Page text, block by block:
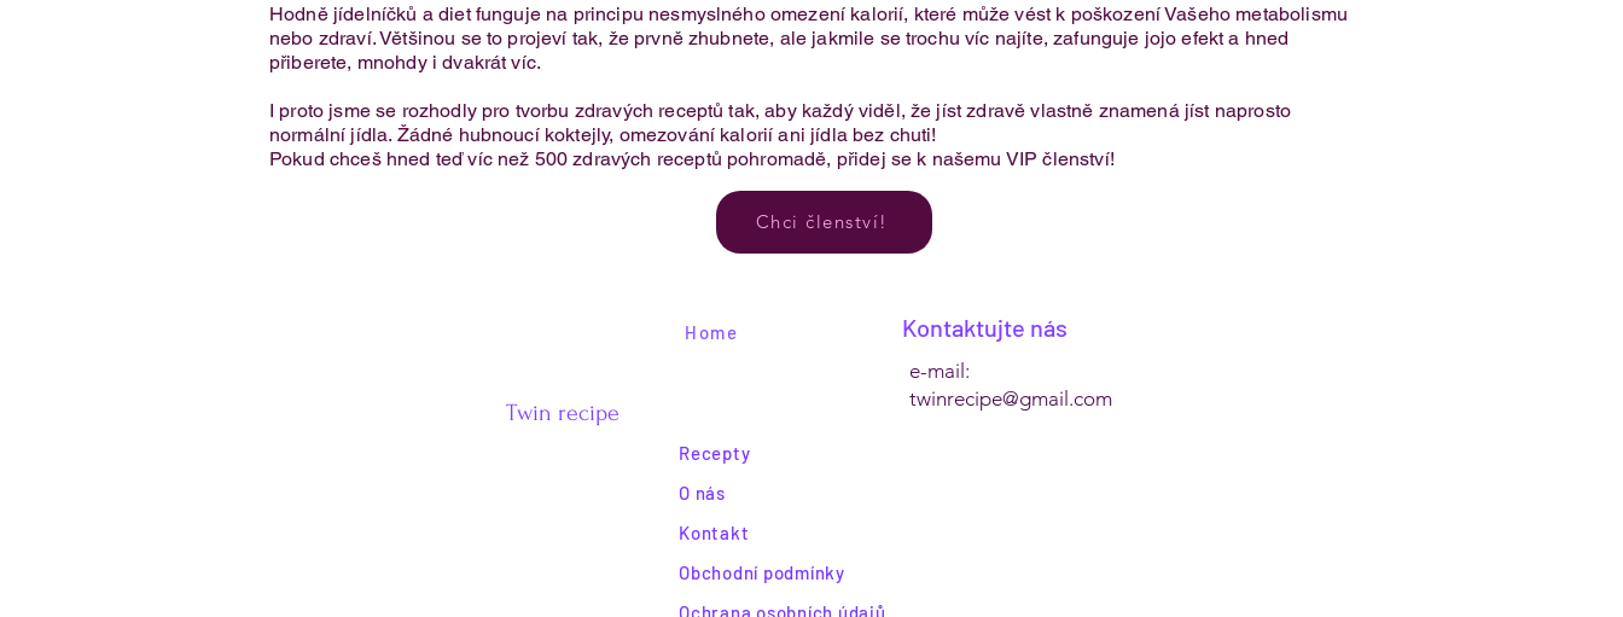
Hodně jídelníčků a diet funguje na principu nesmyslného omezení kalorií, které může vést k poškození Vašeho metabolismu
nebo zdraví. Většinou se to projeví tak, že prvně zhubnete, ale jakmile se trochu víc najíte, zafunguje jojo efekt a hned
přiberete, mnohdy i dvakrát víc.
I proto jsme se rozhodly pro tvorbu zdravých receptů tak, aby každý viděl, že jíst zdravě vlastně znamená jíst naprosto
normální jídla. Žádné hubnoucí koktejly, omezování kalorií ani jídla bez chuti!​
Pokud chceš hned teď víc než 500 zdravých receptů pohromadě, přidej se k našemu VIP členství!
Chci členství!
Twin recipe
Home Kontaktujte nás
e-mail:
twinrecipe@gmail.com
Recepty
O nás
Kontakt
Obchodní podmínky
Ochrana osobních údajů